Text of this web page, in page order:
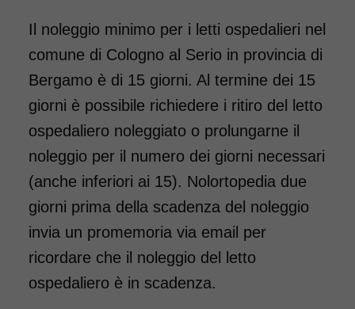
Il noleggio minimo per i letti ospedalieri nel
comune di Cologno al Serio in provincia di
Bergamo è di 15 giorni. Al termine dei 15
giorni è possibile richiedere i ritiro del letto
ospedaliero noleggiato o prolungarne il
noleggio per il numero dei giorni necessari
(anche inferiori ai 15). Nolortopedia due
giorni prima della scadenza del noleggio
invia un promemoria via email per
ricordare che il noleggio del letto
ospedaliero è in scadenza.